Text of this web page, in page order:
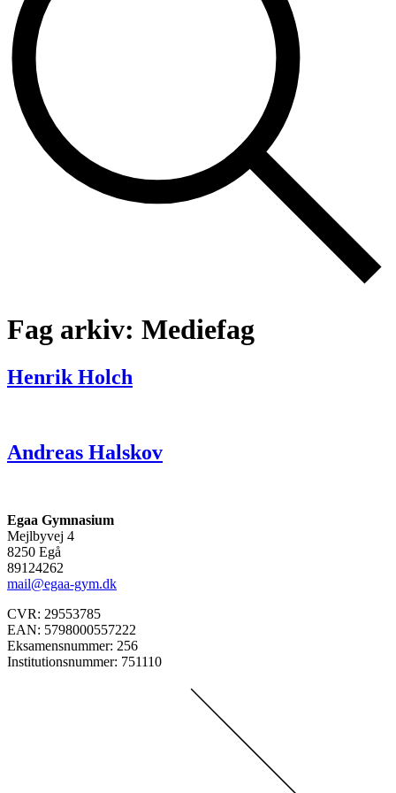
Fag arkiv: Mediefag
Henrik Holch
Andreas Halskov
Egaa Gymnasium
Mejlbyvej 4
8250 Egå
89124262
mail@egaa-gym.dk
CVR: 29553785
EAN: 5798000557222
Eksamensnummer: 256
Institutionsnummer: 751110